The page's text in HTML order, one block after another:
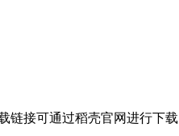
链接可通过稻壳官网进行下载